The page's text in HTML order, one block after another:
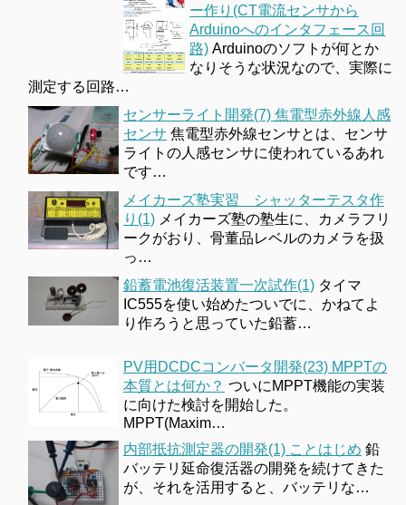
ー作り(CT電流センサから
Arduinoへのインタフェース回
路) Arduinoのソフトが何とか
なりそうな状況なので、実際に
測定する回路…
センサーライト開発(7) 焦電型赤外線人感
センサ 焦電型赤外線センサとは、センサ
ライトの人感センサに使われているあれ
です…
メイカーズ塾実習 シャッターテスタ作
り(1) メイカーズ塾の塾生に、カメラフリ
ークがおり、骨董品レベルのカメラを扱
っ…
鉛蓄電池復活装置一次試作(1) タイマ
IC555を使い始めたついでに、かねてよ
り作ろうと思っていた鉛蓄…
PV用DCDCコンバータ開発(23) MPPTの
本質とは何か？ ついにMPPT機能の実装
に向けた検討を開始した。
MPPT(Maxim…
内部抵抗測定器の開発(1) ことはじめ 鉛
バッテリ延命復活器の開発を続けてきた
が、それを活用すると、バッテリな…